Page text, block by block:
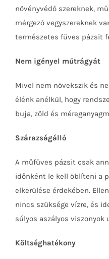
növényvédő szereknek,
mérgező vegyszereknek
természetes füves pázsit
Nem igényel műtrágyát
Mivel nem növekszik és
élénk anélkül, hogy
buja, zöld és
Szárazságálló
A műfüves pázsit csak
időnként le kell öblíteni a
elkerülése érdekében.
nincs szüksége vízre, és
súlyos aszályos viszonyok
Költséghatékony